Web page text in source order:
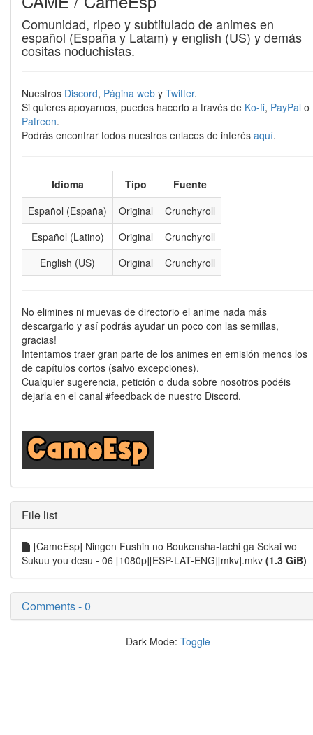
Comunidad, ripeo y subtitulado de animes en
español (España y Latam) y english (US) y demás
cositas noduchistas.
Nuestros Discord, Página web y Twitter.
Si quieres apoyarnos, puedes hacerlo a través de Ko-fi, PayPal o
Patreon.
Podrás encontrar todos nuestros enlaces de interés aquí.
Idioma Tipo
Fuente
Español (España)
Original
Crunchyroll
Español (Latino)
Original
Crunchyroll
English (US)
Original Crunchyroll
No elimines ni muevas de directorio el anime nada más
descargarlo y así podrás ayudar un poco con las semillas,
gracias!
Intentamos traer gran parte de los animes en emisión menos los
de capítulos cortos (salvo excepciones).
Cualquier sugerencia, petición o duda sobre nosotros podéis
dejarla en el canal #feedback de nuestro Discord.
File list
[CameEsp] Ningen Fushin no Boukensha-tachi ga Sekai wo
Sukuu you desu - 06 [1080p][ESP-LAT-ENG][mkv].mkv (1.3 GiB)
Comments - 0
Dark Mode: Toggle